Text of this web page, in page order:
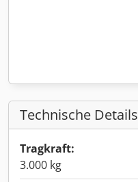
Technische Details
Tragkraft:
3.000 kg